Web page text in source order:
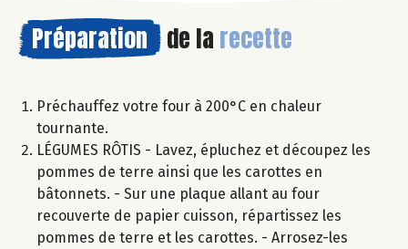
Préparation de la recette
Préchauffez votre four à 200°C en chaleur
tournante.
LÉGUMES RÔTIS - Lavez, épluchez et découpez les
pommes de terre ainsi que les carottes en
bâtonnets. - Sur une plaque allant au four
recouverte de papier cuisson, répartissez les
pommes de terre et les carottes. - Arrosez-les